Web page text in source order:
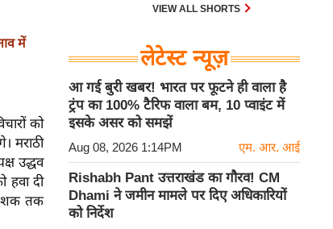
में
को
मराठी
उद्धव
हवा दी
तक
VIEW ALL SHORTS
लेटेस्ट न्यूज़
आ गई बुरी खबर! भारत पर फूटने ही वाला है
ट्रंप का 100% टैरिफ वाला बम, 10 प्वाइंट में
इसके असर को समझें
Aug 08, 2026 1:14PM एम. आर. आई
Rishabh Pant उत्तराखंड का गौरव! CM
Dhami ने जमीन मामले पर दिए अधिकारियों
को निर्देश